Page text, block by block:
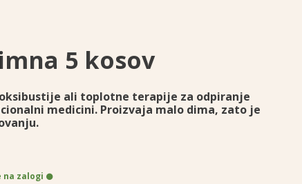
5 kosov
ali toplotne terapije za odpiranje
medicini. Proizvaja malo dima, zato je
na zalogi